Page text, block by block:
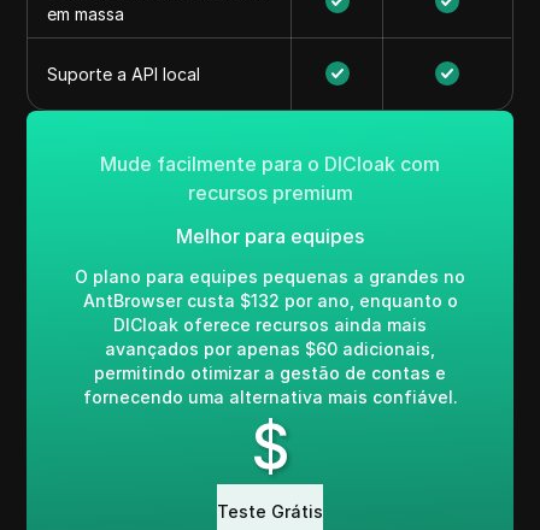
em massa
Suporte a API local
Mude facilmente para o DICloak com
recursos premium
Melhor para equipes
O plano para equipes pequenas a grandes no
AntBrowser custa $132 por ano, enquanto o
DICloak oferece recursos ainda mais
avançados por apenas $60 adicionais,
permitindo otimizar a gestão de contas e
fornecendo uma alternativa mais confiável.
$
Teste Grátis